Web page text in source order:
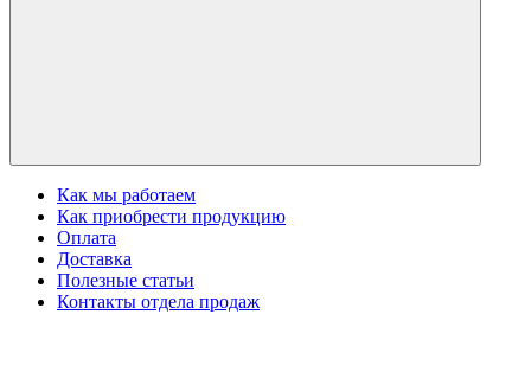
Как мы работаем
Как приобрести продукцию
Оплата
Доставка
Полезные статьи
Контакты отдела продаж